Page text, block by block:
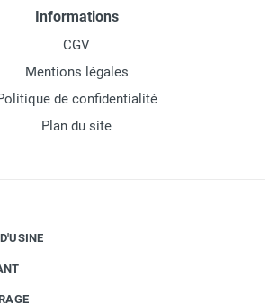
Informations
CGV
Mentions légales
de confidentialité
Plan du site